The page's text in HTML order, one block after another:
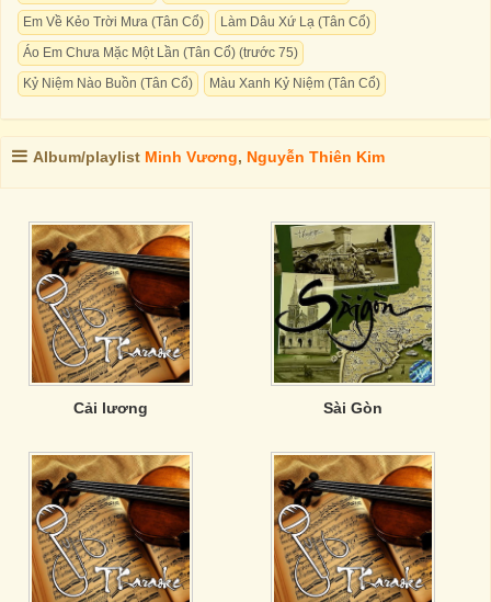
Em Về Kẻo Trời Mưa (Tân Cổ)
Làm Dâu Xứ Lạ (Tân Cổ)
Áo Em Chưa Mặc Một Lần (Tân Cổ) (trước 75)
Kỷ Niệm Nào Buồn (Tân Cổ)
Màu Xanh Kỷ Niệm (Tân Cổ)
Album/playlist Minh Vương, Nguyễn Thiên Kim
Cải lương Sài Gòn